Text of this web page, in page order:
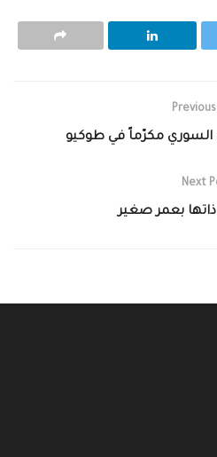
السوري مكرّماً في طوكيو
Next
بعمر صغير